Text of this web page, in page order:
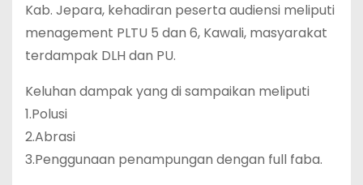
Kab. Jepara, kehadiran peserta audiensi meliputi
menagement PLTU 5 dan 6, Kawali, masyarakat
terdampak DLH dan PU.
Keluhan dampak yang di sampaikan meliputi
1.Polusi
2.Abrasi
3.Penggunaan penampungan dengan full faba.